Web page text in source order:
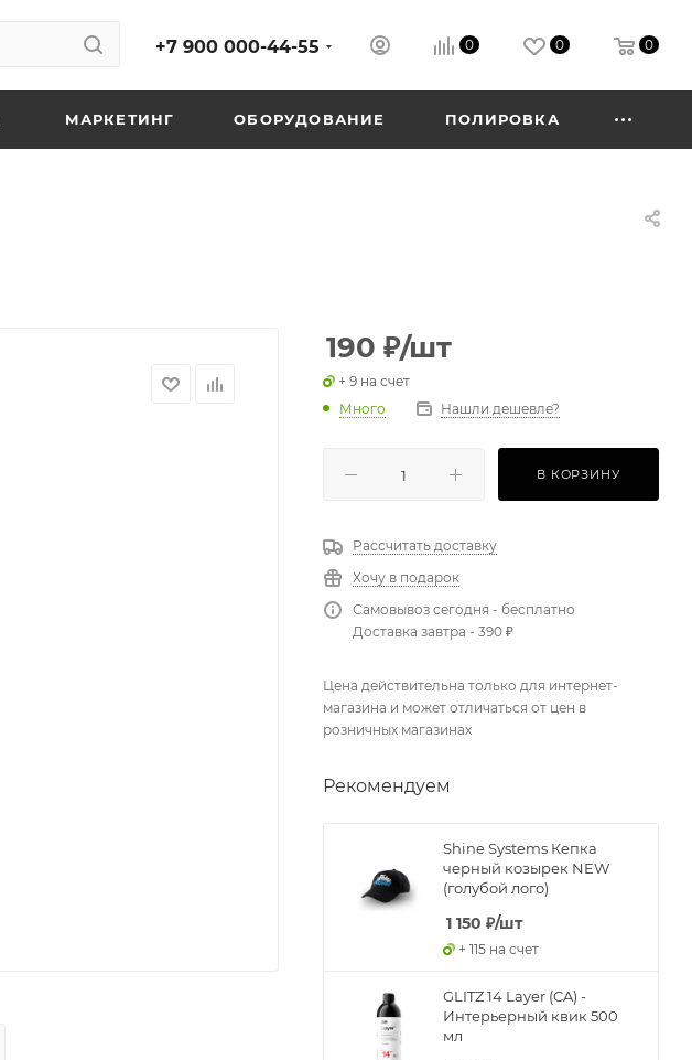
+7 900 000-44-55 0 0 0
МАРКЕТИНГ ОБОРУДОВАНИЕ ПОЛИРОВКА
190 ₽/шт
+ 9 на счет
Много
Нашли дешевле?
В КОРЗИНУ
Рассчитать доставку
Хочу в подарок
Самовывоз сегодня - бесплатно
Доставка завтра - 390 ₽
Цена действительна только для интернет-
магазина и может отличаться от цен в
розничных магазинах
Рекомендуем
Shine Systems Кепка
черный козырек NEW
(голубой лого)
1 150 ₽/шт
+ 115 на счет
GLITZ 14 Layer (CA) -
Интерьерный квик 500
мл